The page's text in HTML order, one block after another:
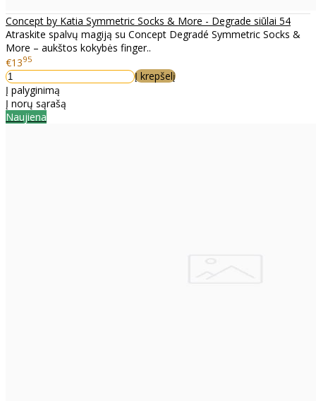
Concept by Katia Symmetric Socks & More - Degrade siūlai 54
Atraskite spalvų magiją su Concept Degradé Symmetric Socks &
More – aukštos kokybės finger..
€1395
Į krepšelį
Į palyginimą
Į norų sąrašą
Naujiena